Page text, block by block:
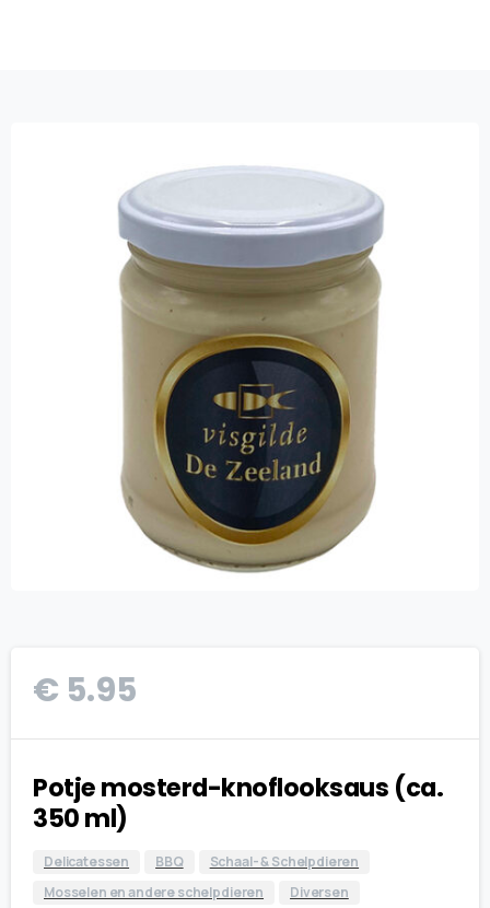
€ 5.95
Potje mosterd-knoflooksaus (ca.
350 ml)
Delicatessen BBQ
Schaal- & Schelpdieren
Mosselen en andere schelpdieren
Diversen